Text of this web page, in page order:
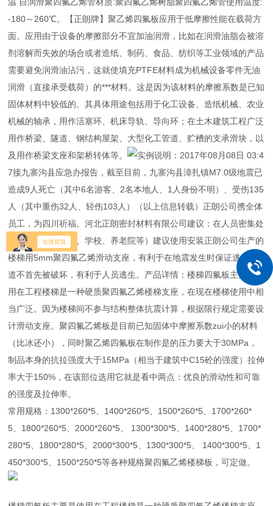
-180～260℃。【正朗牌】聚乙烯四氟板应用于低摩擦性能在载荷方
面。应用由于设备的摩擦部分不宜加油润滑，比如在润滑油脂会被溶
剂溶解而失效的场合或者造纸、制药、食品、纺织等工业领域的产品
需要避免润滑油沾污，这就使填充PTFE材料成为机械设备零件无油
润滑（直接承受载荷）的***材料。这是因为该材料的摩擦系数是已知
固体材料中较低的。其具体用途包括用于化工设备、造纸机械、农业
机械的轴承，用作活塞环、机床导轨、导向环；在土木建筑工程广泛
用作桥梁、隧道、钢结构屋架、大型化工管道、贮槽的支承滑块，以
及用作桥梁支座和架桥转体等。
实例说明：2017年08月08日 03:4
7接九寨沟县应急办报告，截至目前，九寨沟县漳扎镇M7.0级地震已
造成9人死亡（其中6名游客、2名本地人、1人身份不明）、受伤135
人（其中重伤32人、轻伤103人）（以上信息转载）正朗公司携全体
员工，为四川祈福。河北正朗密封材料有限公司建议：在人员密集处
的大型建筑（商场、学校、养老院等）建议使用安装正朗公司生产的
楼梯用5mm聚四氟乙烯滑动支座，有利于在地震发生时保证逃生通
道不首先被破坏，有利于人员逃生。产品详情：楼梯四氟板主要是使
用在工程楼梯是一种硬质聚四氟乙烯楼梯支座，在现在楼梯使用中相
当广泛。因为楼梯间不参与结构整体抗震计算，根据限行规定需要设
计滑动支座。聚四氟乙烯板是目前已知固体中摩擦系数zui小的材料
（比冰还小），同时聚乙烯四氟板在制作是的压力要大于30MPa，
制品本身的抗拉强度大于15MPa（相当于建筑中C15砼的强度）拉伸
率大于150%，在该部位选用它就是看中两点：优良的滑动性和可靠
的强度及拉伸率。
常用规格：1300*260*5、1400*260*5、1500*260*5、1700*260*
5、1800*260*5、2000*260*5、 1300*300*5、1400*280*5、1700*
280*5、1800*280*5、2000*300*5、1300*300*5、 1400*300*5、1
450*300*5、1500*250*5等各种规格聚四氟乙烯楼梯板，可定做。